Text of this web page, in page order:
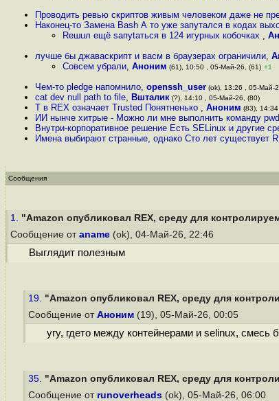
Проводить ревью скриптов живым человеком даже не
Наконец-то Замена Bash А то уже запутался в кодах
Rешuл ещё sапуtаться в 124 игурных кобочках ,
лучше бы джаваскрипт и васм в браузерах ограничили,
Совсем убрали, Аноним (61), 10:50 , 05-Май-26, (61) +1
Чем-то pledge напомнило, openssh_user (ok), 13:26 , 05-Май-
cat dev null path to file, Вшталик (?), 14:10 , 05-Май-26, (80)
T в REX означает Trusted Понятненько , Аноним (83),
ИИ нынче хитрые - Можно ли мне выполнить команду
Внутри-корпоративное решение Есть SELinux и другие
Имена выбирают странные, однако Сто лет существует
Сообщения
1. "Amazon опубликовал REX, среду для
Сообщение от aname (ok), 04-Май-26, 22:46
Выглядит полезным
19. "Amazon опубликовал REX, среду для
Сообщение от Аноним (19), 05-Май-26, 00:05
угу, гдето между контейнерами и selinux, смесь
35. "Amazon опубликовал REX, среду для
Сообщение от runoverheads (ok), 05-Май-26, 06:00